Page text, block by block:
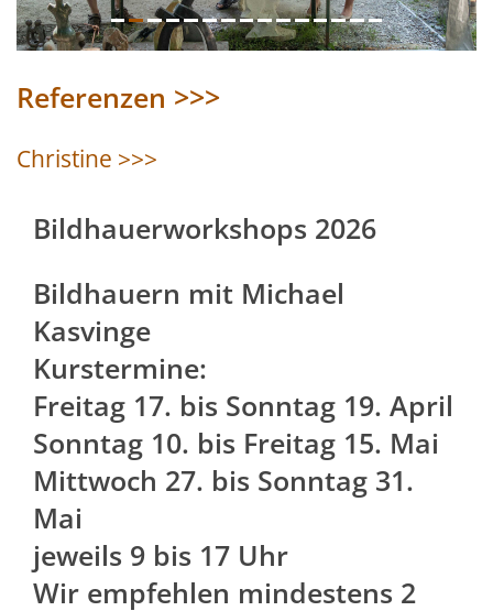
Referenzen >>>
Christine >>>
Bildhauerworkshops 2026
Bildhauern mit Michael
Kasvinge
Kurstermine:
Freitag 17. bis Sonntag 19. April
Sonntag 10. bis Freitag 15. Mai
Mittwoch 27. bis Sonntag 31.
Mai
jeweils 9 bis 17 Uhr
Wir empfehlen mindestens 2